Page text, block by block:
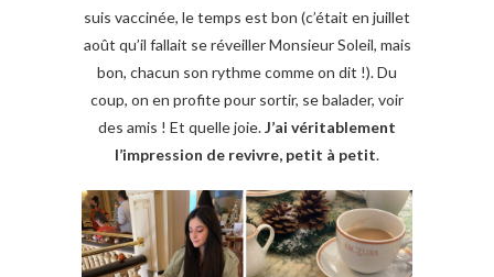
suis vaccinée, le temps est bon (c’était en juillet
août qu’il fallait se réveiller Monsieur Soleil, mais
bon, chacun son rythme comme on dit !). Du
coup, on en profite pour sortir, se balader, voir
des amis ! Et quelle joie.J’ai véritablement
l’impression de revivre, petit à petit.